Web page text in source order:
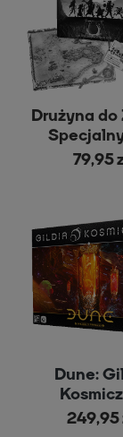
Drużyna do
BONUS +
79,95
Dune:
249,95